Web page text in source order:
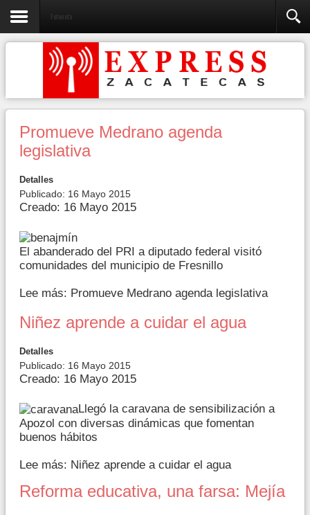
Fotonota
Promueve Medrano agenda
legislativa
Detalles
Publicado: 16 Mayo 2015
Creado: 16 Mayo 2015
El abanderado del PRI a diputado federal visitó
comunidades del municipio de Fresnillo
Lee más: Promueve Medrano agenda legislativa
Niñez aprende a cuidar el agua
Detalles
Publicado: 16 Mayo 2015
Creado: 16 Mayo 2015
Llegó la caravana de sensibilización a
Apozol con diversas dinámicas que fomentan
buenos hábitos
Lee más: Niñez aprende a cuidar el agua
Reforma educativa, una farsa: Mejía